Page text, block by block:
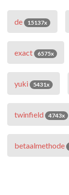
de 15137x
exact 6575x
yuki 5431x
twinfield 4743x
betaalmethode